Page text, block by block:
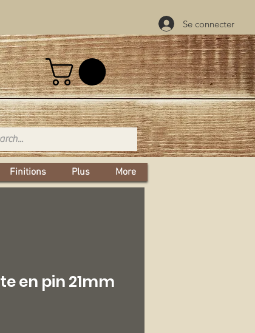
Se connecter
Finitions Plus More
en pin 21mm